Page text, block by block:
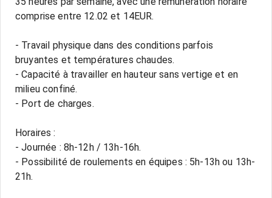
comprise entre 12.02 et 14EUR.
- Travail physique dans des conditions parfois
bruyantes et températures chaudes.
- Capacité à travailler en hauteur sans vertige et en
milieu confiné.
- Port de charges.
Horaires :
- Journée : 8h-12h / 13h-16h.
- Possibilité de roulements en équipes : 5h-13h ou 13h-
21h.